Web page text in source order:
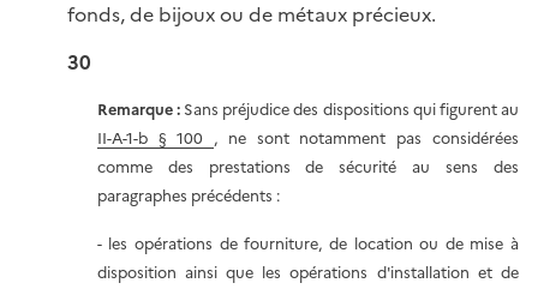
fonds, de bijoux ou de métaux précieux.
30
Remarque :Sans préjudice des dispositions qui figurent au
II-A-1-b § 100 , ne sont notamment pas considérées
comme des prestations de sécurité au sens des
paragraphes précédents :
- les opérations de fourniture, de location ou de mise à
disposition ainsi que les opérations d'installation et de